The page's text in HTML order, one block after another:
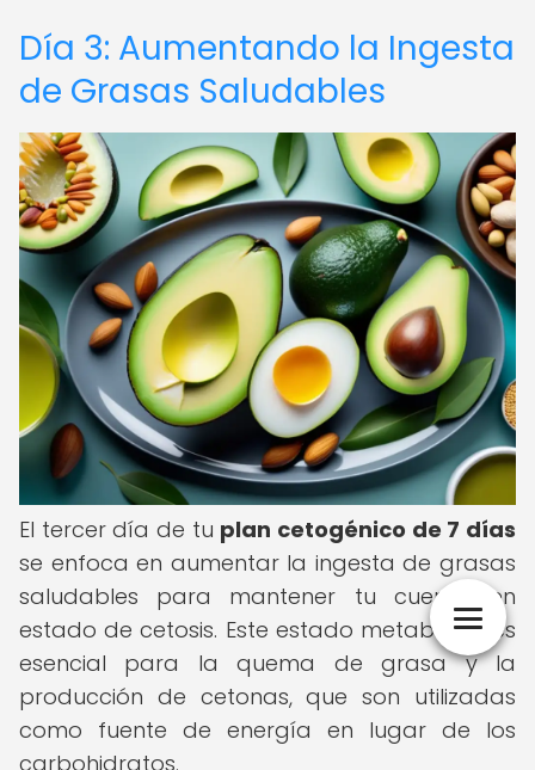
Día 3: Aumentando la Ingesta
de Grasas Saludables
El tercer día de tu plan cetogénico de 7 días
se enfoca en aumentar la ingesta de grasas
saludables para mantener tu cuerpo en
estado de cetosis. Este estado metabólico es
esencial para la quema de grasa y la
producción de cetonas, que son utilizadas
como fuente de energía en lugar de los
carbohidratos.